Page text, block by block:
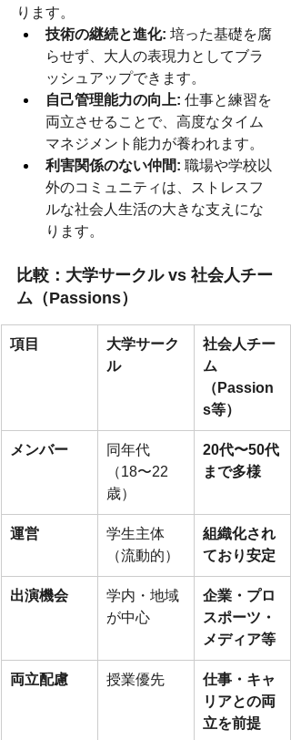
ります。
技術の継続と進化: 培った基礎を腐
らせず、大人の表現力としてブラ
ッシュアップできます。
自己管理能力の向上: 仕事と練習を
両立させることで、高度なタイム
マネジメント能力が養われます。
利害関係のない仲間: 職場や学校以
外のコミュニティは、ストレスフ
ルな社会人生活の大きな支えにな
ります。
比較：大学サークル vs 社会人チー
ム（Passions）
項目
大学サーク
ル
社会人チー
ム
（Passion
s等）
メンバー
同年代
（18〜22
歳）
20代〜50代
まで多様
運営
学生主体
（流動的）
組織化され
ており安定
出演機会
学内・地域
が中心
企業・プロ
スポーツ・
メディア等
両立配慮 授業優先
仕事・キャ
リアとの両
立を前提